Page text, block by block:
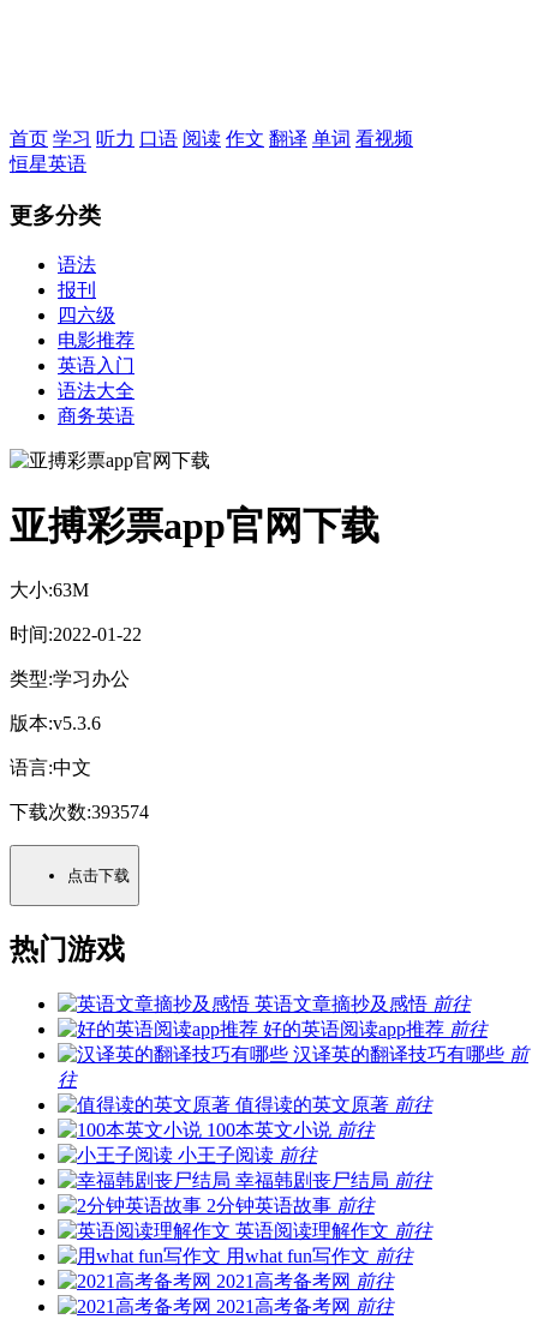
首页 学习 听力 口语 阅读 作文 翻译 单词 看视频
恒星英语
更多分类
语法
报刊
四六级
电影推荐
英语入门
语法大全
商务英语
亚搏彩票app官网下载
大小:63M
时间:2022-01-22
类型:学习办公
版本:v5.3.6
语言:中文
下载次数:393574
点击下载
热门游戏
英语文章摘抄及感悟 前往
好的英语阅读app推荐 前往
汉译英的翻译技巧有哪些 前
往
值得读的英文原著 前往
100本英文小说 前往
小王子阅读 前往
幸福韩剧丧尸结局 前往
2分钟英语故事 前往
英语阅读理解作文 前往
用what fun写作文 前往
2021高考备考网 前往
2021高考备考网 前往